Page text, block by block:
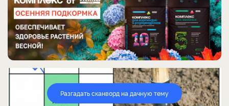
Разгадать сканворд на дачную тему